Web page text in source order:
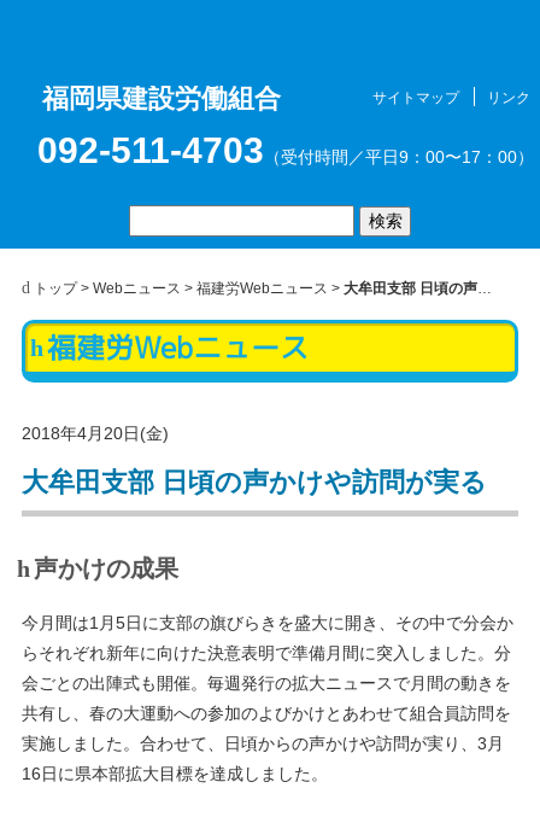
福岡県建設労働組合 サイトマップ リンク
092-511-4703 （受付時間／平日9：00〜17：00）
トップ> Webニュース > 福建労Webニュース > 大牟田支部 日頃の声かけや訪問が実る
福建労Webニュース
2018年4月20日(金)
大牟田支部 日頃の声かけや訪問が実る
声かけの成果
今月間は1月5日に支部の旗びらきを盛大に開き、その中で分会か
らそれぞれ新年に向けた決意表明で準備月間に突入しました。分
会ごとの出陣式も開催。毎週発行の拡大ニュースで月間の動きを
共有し、春の大運動への参加のよびかけとあわせて組合員訪問を
実施しました。合わせて、日頃からの声かけや訪問が実り、3月
16日に県本部拡大目標を達成しました。